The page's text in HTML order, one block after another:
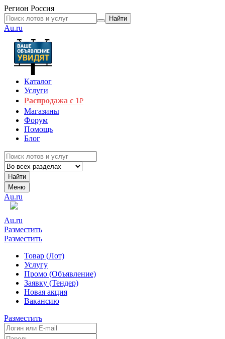
Регион Россия
Найти
Au.ru
Каталог
Услуги
Распродажа с 1₽
Магазины
Форум
Помощь
Блог
Найти
Меню
Au.ru
Au.ru
Разместить
Разместить
Товар (Лот)
Услугу
Промо (Объявление)
Заявку (Тендер)
Новая акция
Вакансию
Разместить